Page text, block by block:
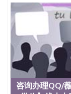
教育质量，
合性大学，
生前往求学
位、声誉、实
誉为美国本科
计系更是在当
业生大多可
机会。许多硅
供许多相应科
咨询办理QQ/